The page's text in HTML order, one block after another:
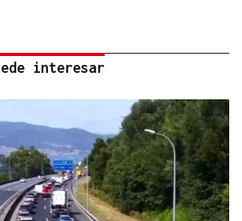
interesar